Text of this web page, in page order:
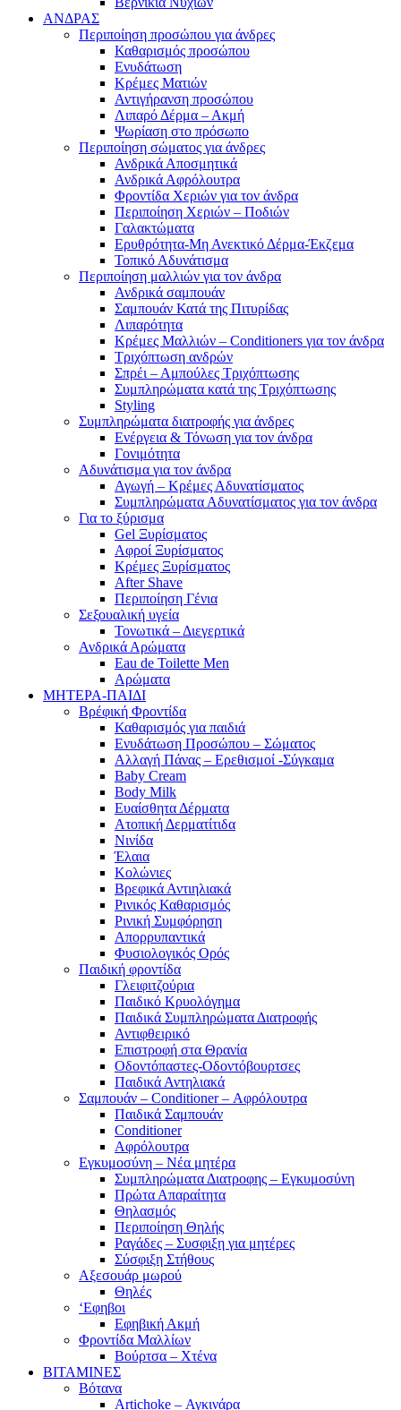
ΑΝΔΡΑΣ
Περιποίηση προσώπου για άνδρες
Καθαρισμός προσώπου
Ενυδάτωση
Κρέμες Ματιών
Αντιγήρανση προσώπου
Λιπαρό Δέρμα – Ακμή
Ψωρίαση στο πρόσωπο
Περιποίηση σώματος για άνδρες
Ανδρικά Αποσμητικά
Ανδρικά Αφρόλουτρα
Φροντίδα Χεριών για τον άνδρα
Περιποίηση Χεριών – Ποδιών
Γαλακτώματα
Ερυθρότητα-Μη Ανεκτικό Δέρμα-Έκζεμα
Τοπικό Αδυνάτισμα
Περιποίηση μαλλιών για τον άνδρα
Ανδρικά σαμπουάν
Σαμπουάν Κατά της Πιτυρίδας
Λιπαρότητα
Κρέμες Μαλλιών – Conditioners για τον άνδρα
Τριχόπτωση ανδρών
Σπρέι – Αμπούλες Τριχόπτωσης
Συμπληρώματα κατά της Τριχόπτωσης
Styling
Συμπληρώματα διατροφής για άνδρες
Ενέργεια & Τόνωση για τον άνδρα
Γονιμότητα
Αδυνάτισμα για τον άνδρα
Αγωγή – Κρέμες Αδυνατίσματος
Συμπληρώματα Αδυνατίσματος για τον άνδρα
Για το ξύρισμα
Gel Ξυρίσματος
Αφροί Ξυρίσματος
Κρέμες Ξυρίσματος
After Shave
Περιποίηση Γένια
Σεξουαλική υγεία
Τονωτικά – Διεγερτικά
Ανδρικά Αρώματα
Eau de Toilette Men
Αρώματα
ΜΗΤΕΡΑ-ΠΑΙΔΙ
Βρέφική Φροντίδα
Καθαρισμός για παιδιά
Ενυδάτωση Προσώπου – Σώματος
Αλλαγή Πάνας – Ερεθισμοί -Σύγκαμα
Baby Cream
Body Milk
Ευαίσθητα Δέρματα
Ατοπική Δερματίτιδα
Νινίδα
Έλαια
Κολώνιες
Βρεφικά Αντιηλιακά
Ρινικός Καθαρισμός
Ρινική Συμφόρηση
Απορρυπαντικά
Φυσιολογικός Ορός
Παιδική φροντίδα
Γλειφιτζούρια
Παιδικό Κρυολόγημα
Παιδικά Συμπληρώματα Διατροφής
Αντιφθειρικό
Επιστροφή στα Θρανία
Οδοντόπαστες-Οδοντόβουρτσες
Παιδικά Αντηλιακά
Σαμπουάν – Conditioner – Αφρόλουτρα
Παιδικά Σαμπουάν
Conditioner
Αφρόλουτρα
Εγκυμοσύνη – Νέα μητέρα
Συμπληρώματα Διατροφης – Εγκυμοσύνη
Πρώτα Απαραίτητα
Θηλασμός
Περιποίηση Θηλής
Ραγάδες – Συσφιξη για μητέρες
Σύσφιξη Στήθους
Αξεσουάρ μωρού
Θηλές
‘Εφηβοι
Εφηβική Ακμή
Φροντίδα Μαλλίων
Βούρτσα – Χτένα
ΒΙΤΑΜΙΝΕΣ
Βότανα
Artichoke – Αγκινάρα